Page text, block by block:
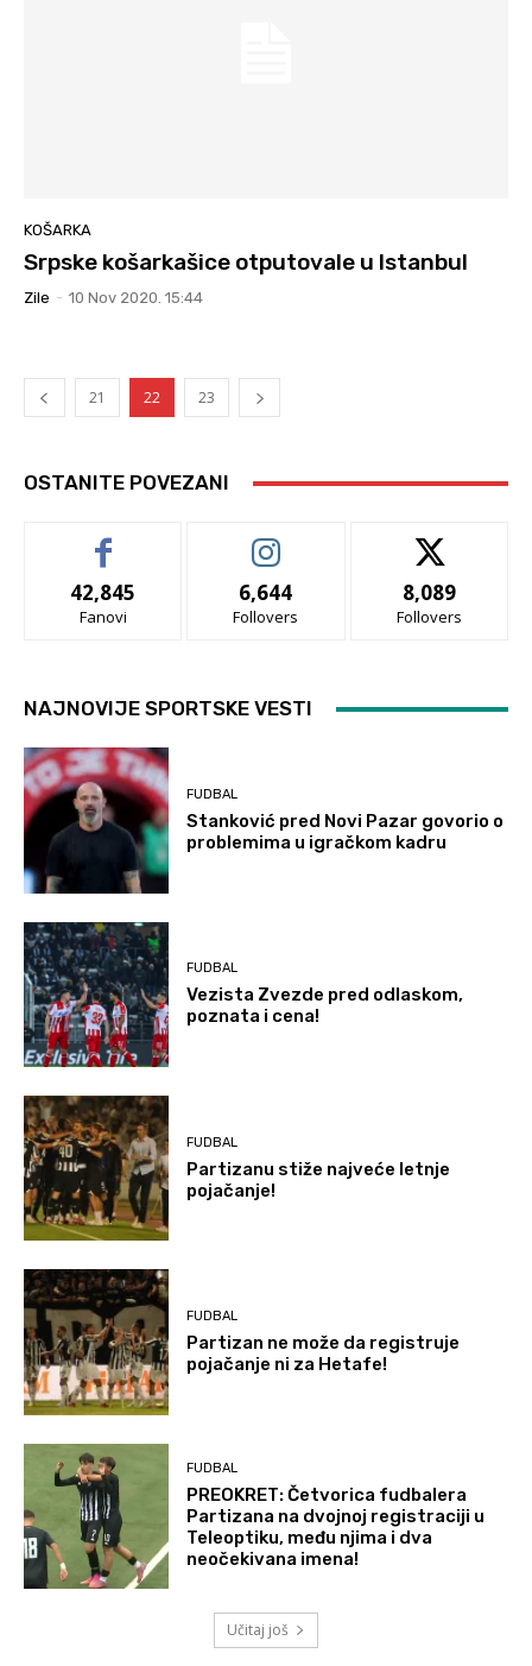
KOŠARKA
Srpske košarkašice otputovale u Istanbul
Zile - 10 Nov 2020. 15:44
21 22 23
OSTANITE POVEZANI
42,845
Fanovi
6,644
Follovers
8,089
Follovers
NAJNOVIJE SPORTSKE VESTI
FUDBAL
Stanković pred Novi Pazar govorio o
problemima u igračkom kadru
FUDBAL
Vezista Zvezde pred odlaskom,
poznata i cena!
FUDBAL
Partizanu stiže najveće letnje
pojačanje!
FUDBAL
Partizan ne može da registruje
pojačanje ni za Hetafe!
FUDBAL
PREOKRET: Četvorica fudbalera
Partizana na dvojnoj registraciji u
Teleoptiku, među njima i dva
neočekivana imena!
Učitaj još